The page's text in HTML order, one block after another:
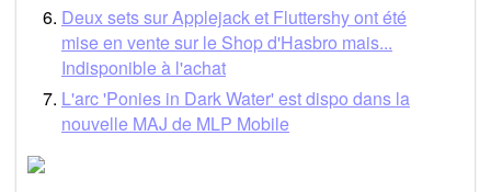
Deux sets sur Applejack et Fluttershy ont été
mise en vente sur le Shop d'Hasbro mais...
Indisponible à l'achat
L'arc 'Ponies in Dark Water' est dispo dans la
nouvelle MAJ de MLP Mobile